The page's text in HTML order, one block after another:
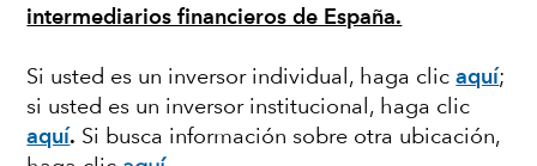
intermediarios financieros de España.
Si usted es un inversor individual, haga clicaquí;
si usted es un inversor institucional, haga clic
aquí. Si busca información sobre otra ubicación,
VOLATILIDAD DE LOS MERCADOS